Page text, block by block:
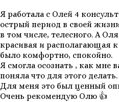
Я работала с Олей 4
острый период в своей
в том числе, телесного. А
красивая и располагающая к
было комфортно, спокойно.
Я смогла осознать , как мне
поняла что для этого делать.
Для меня это был ценный
Очень рекомендую Олю 👍